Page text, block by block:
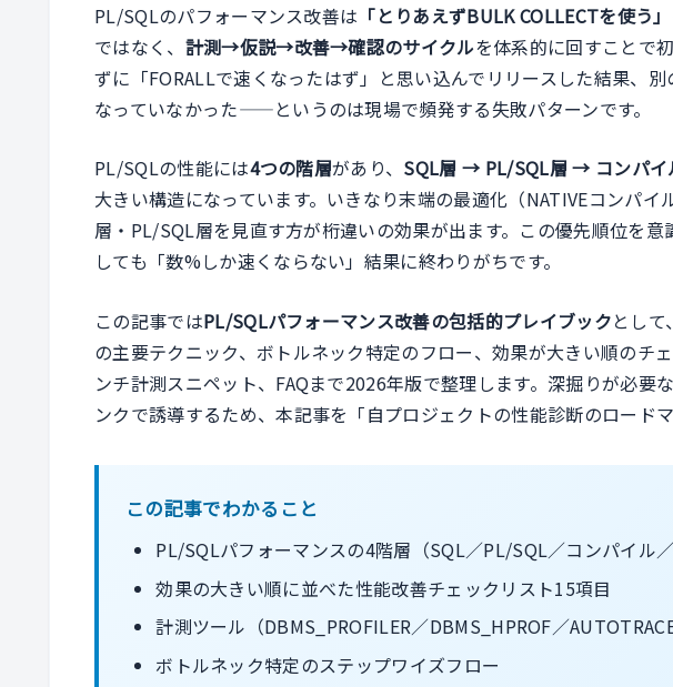
PL/SQLのパフォーマンス改善は 「とりあえずBULK COLLECTを使う」
ではなく、 計測→仮説→改善→確認のサイクルを体系的に回すことで
ずに「FORALLで速くなったはず」と思い込んでリリースした結果、
なっていなかった——というのは現場で頻発する失敗パターンです。
PL/SQLの性能には4つの階層があり、 SQL層 → PL/SQL層 → コンパ
大きい構造になっています。いきなり末端の最適化（NATIVEコンパ
層・PL/SQL層を見直す方が桁違いの効果が出ます。この優先順位を
しても「数%しか速くならない」結果に終わりがちです。
この記事ではPL/SQLパフォーマンス改善の包括的プレイブックとし
の主要テクニック、ボトルネック特定のフロー、効果が大きい順のチ
ンチ計測スニペット、FAQまで2026年版で整理します。深掘りが必要
ンクで誘導するため、本記事を「自プロジェクトの性能診断のロード
この記事でわかること
PL/SQLパフォーマンスの4階層（SQL／PL/SQL／コンパイル
効果の大きい順に並べた性能改善チェックリスト15項目
計測ツール（DBMS_PROFILER／DBMS_HPROF／
ボトルネック特定のステップワイズフロー